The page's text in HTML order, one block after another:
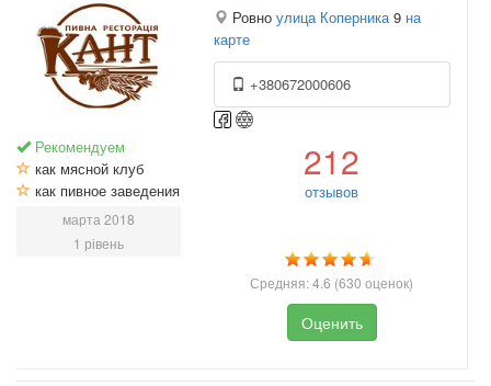
Рекомендуем
как мясной клуб
как пивное заведения
марта 2018
1 рівень
Ровно улица Коперника 9 на
карте
+380672000606
212
отзывов
Средняя:4.6 (630 оценок)
Оценить